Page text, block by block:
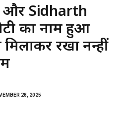
और Sidharth
का नाम हुआ
रखा नन्हीं
28, 2025